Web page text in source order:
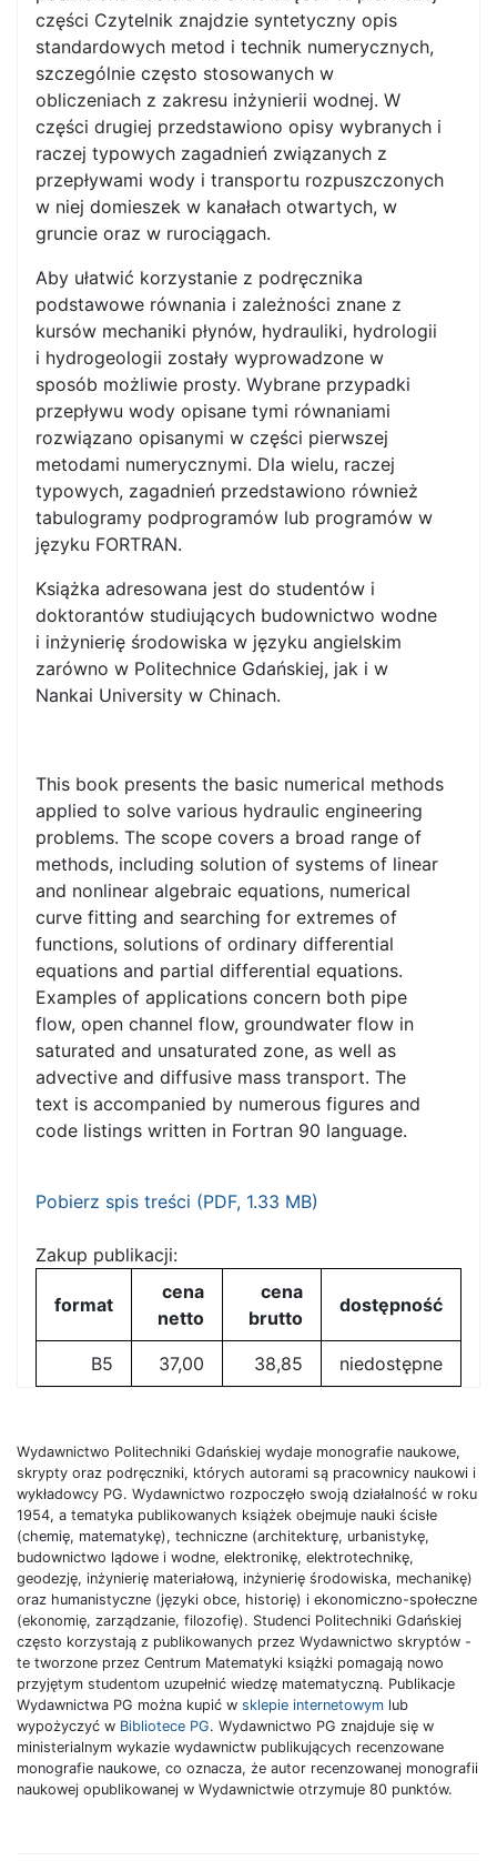
części Czytelnik znajdzie syntetyczny opis
standardowych metod i technik numerycznych,
szczególnie często stosowanych w
obliczeniach z zakresu inżynierii wodnej. W
części drugiej przedstawiono opisy wybranych i
raczej typowych zagadnień związanych z
przepływami wody i transportu rozpuszczonych
w niej domieszek w kanałach otwartych, w
gruncie oraz w rurociągach.
Aby ułatwić korzystanie z podręcznika
podstawowe równania i zależności znane z
kursów mechaniki płynów, hydrauliki, hydrologii
i hydrogeologii zostały wyprowadzone w
sposób możliwie prosty. Wybrane przypadki
przepływu wody opisane tymi równaniami
rozwiązano opisanymi w części pierwszej
metodami numerycznymi. Dla wielu, raczej
typowych, zagadnień przedstawiono również
tabulogramy podprogramów lub programów w
języku FORTRAN.
Książka adresowana jest do studentów i
doktorantów studiujących budownictwo wodne
i inżynierię środowiska w języku angielskim
zarówno w Politechnice Gdańskiej, jak i w
Nankai University w Chinach.
This book presents the basic numerical methods
applied to solve various hydraulic engineering
problems. The scope covers a broad range of
methods, including solution of systems of linear
and nonlinear algebraic equations, numerical
curve fitting and searching for extremes of
functions, solutions of ordinary differential
equations and partial differential equations.
Examples of applications concern both pipe
flow, open channel flow, groundwater flow in
saturated and unsaturated zone, as well as
advective and diffusive mass transport. The
text is accompanied by numerous figures and
code listings written in Fortran 90 language.
Pobierz spis treści (PDF, 1.33 MB)
Zakup publikacji:
format
cena
netto
cena
brutto
dostępność
B5 37,00 38,85 niedostępne
Wydawnictwo Politechniki Gdańskiej wydaje monografie naukowe,
skrypty oraz podręczniki, których autorami są pracownicy naukowi i
wykładowcy PG. Wydawnictwo rozpoczęło swoją działalność w roku
1954, a tematyka publikowanych książek obejmuje nauki ścisłe
(chemię, matematykę), techniczne (architekturę, urbanistykę,
budownictwo lądowe i wodne, elektronikę, elektrotechnikę,
geodezję, inżynierię materiałową, inżynierię środowiska, mechanikę)
oraz humanistyczne (języki obce, historię) i ekonomiczno-społeczne
(ekonomię, zarządzanie, filozofię). Studenci Politechniki Gdańskiej
często korzystają z publikowanych przez Wydawnictwo skryptów -
te tworzone przez Centrum Matematyki książki pomagają nowo
przyjętym studentom uzupełnić wiedzę matematyczną. Publikacje
Wydawnictwa PG można kupić w sklepie internetowym lub
wypożyczyć w Bibliotece PG. Wydawnictwo PG znajduje się w
ministerialnym wykazie wydawnictw publikujących recenzowane
monografie naukowe, co oznacza, że autor recenzowanej monografii
naukowej opublikowanej w Wydawnictwie otrzymuje 80 punktów.